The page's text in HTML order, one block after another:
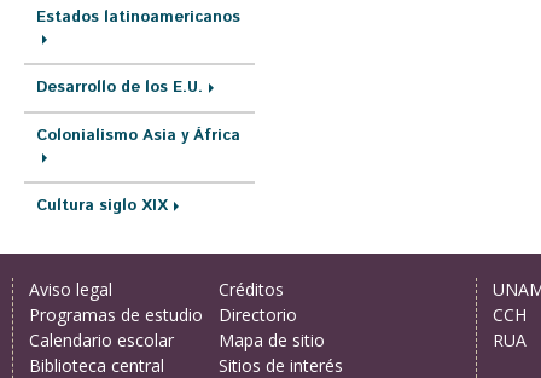
Estados latinoamericanos
Desarrollo de los E.U.
Colonialismo Asia y África
Cultura siglo XIX
Aviso legal
Programas de estudio
Calendario escolar
Biblioteca central
Créditos
Directorio
Mapa de sitio
Sitios de interés
CCH
RUA